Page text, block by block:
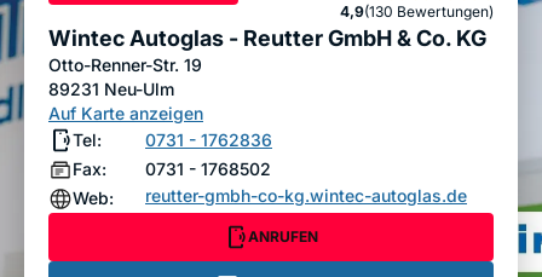
Bewertung abgeben4,9
Sterne(130 Bewertungen)
Wintec Autoglas - Reutter GmbH & Co. KG
Otto-Renner-Str. 19
89231 Neu-Ulm
Auf Karte anzeigen
Tel:
0731 - 1762836
Fax:
0731 - 1768502
Web:
reutter-gmbh-co-kg.wintec-autoglas.de
ANRUFEN